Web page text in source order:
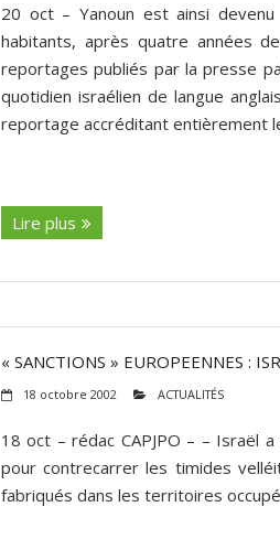
20 oct – Yanoun est ainsi
habitants, après quatre années
reportages publiés par la presse
quotidien israélien de langue
reportage accréditant entièrement
Lire plus
« SANCTIONS » EUROPEENNES :
18 octobre 2002 ACTUALITÉS
18 oct – rédac CAPJPO – – Israël
pour contrecarrer les timides
fabriqués dans les territoires